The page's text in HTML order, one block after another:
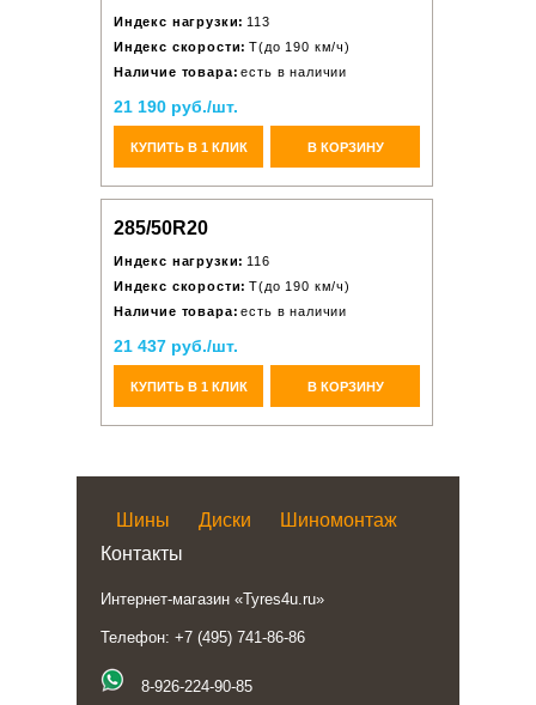
Индекс нагрузки: 113
Индекс скорости: T(до 190 км/ч)
Наличие товара: есть в наличии
21 190 руб./шт.
КУПИТЬ В 1 КЛИК В КОРЗИНУ
285/50R20
Индекс нагрузки: 116
Индекс скорости: T(до 190 км/ч)
Наличие товара: есть в наличии
21 437 руб./шт.
КУПИТЬ В 1 КЛИК В КОРЗИНУ
Шины Диски
Шиномонтаж
Контакты
Интернет-магазин «Tyres4u.ru»
Телефон: +7 (495) 741-86-86
8-926-224-90-85